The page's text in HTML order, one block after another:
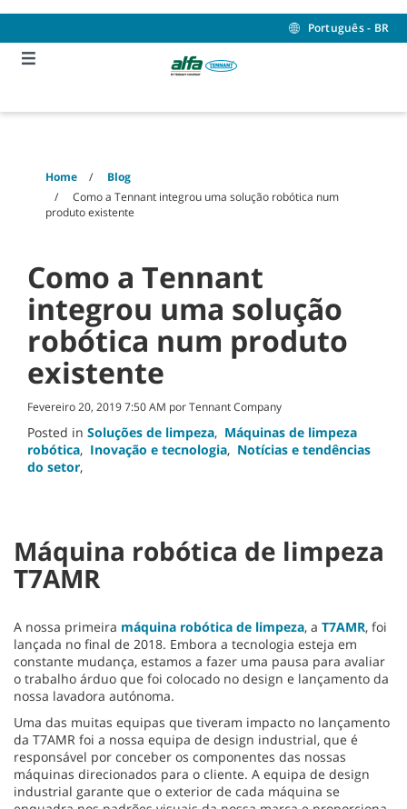
content
navigation
menu
Português - BR
Home
Blog
Como a Tennant integrou uma solução robótica num
produto existente
Como a Tennant
integrou uma solução
robótica num produto
existente
Fevereiro 20, 2019 7:50 AM por Tennant Company
Posted in Soluções de limpeza, Máquinas de limpeza
robótica, Inovação e tecnologia, Notícias e tendências
do setor,
Máquina robótica de limpeza
T7AMR
A nossa primeira máquina robótica de limpeza, a T7AMR, foi
lançada no final de 2018. Embora a tecnologia esteja em
constante mudança, estamos a fazer uma pausa para avaliar
o trabalho árduo que foi colocado no design e lançamento da
nossa lavadora autónoma.
Uma das muitas equipas que tiveram impacto no lançamento
da T7AMR foi a nossa equipa de design industrial, que é
responsável por conceber os componentes das nossas
máquinas direcionados para o cliente. A equipa de design
industrial garante que o exterior de cada máquina se